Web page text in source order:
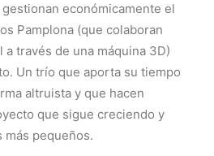
económicamente el
Pamplona (que colaboran
través de una máquina 3D)
Un trío que aporta su tiempo
altruista y que hacen
que sigue creciendo y
más pequeños.